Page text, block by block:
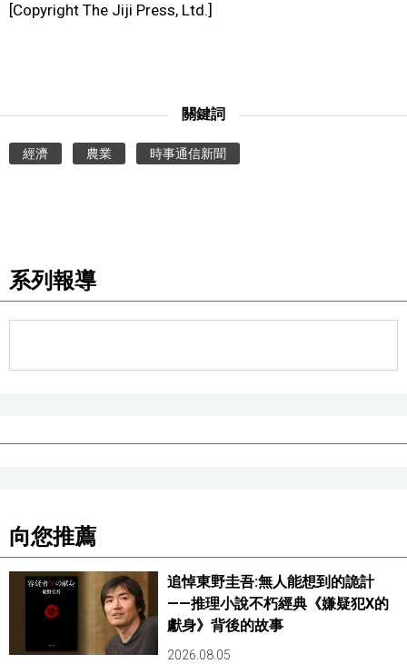
娛樂
工作勞動
語言
[Copyright The Jiji Press, Ltd.]
關鍵詞
經濟 農業 時事通信新聞
系列報導
向您推薦
追悼東野圭吾:無人能想到的詭計
——推理小說不朽經典《嫌疑犯X的
獻身》背後的故事
2026.08.05